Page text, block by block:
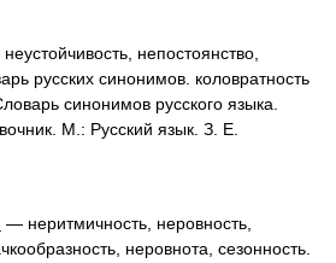
непостоянство,
русских синонимов. коловратность
синонимов русского языка.
М.: Русский язык. З. Е.
— неритмичность, неровность,
неровнота, сезонность.